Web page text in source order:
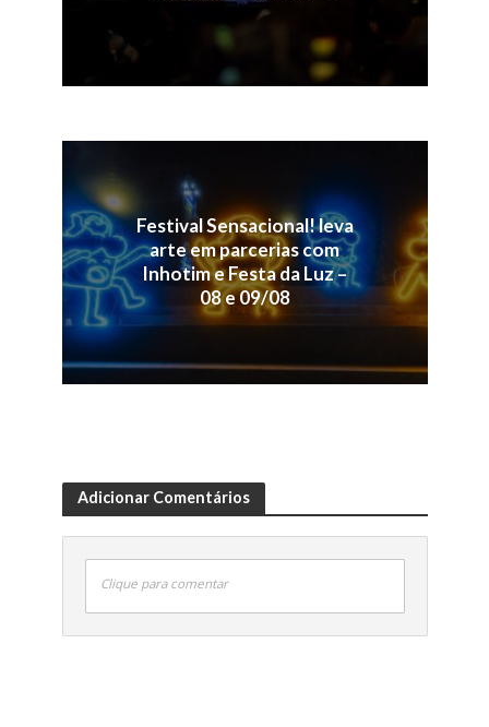
Festival Sensacional! leva
arte em parcerias com
Inhotim e Festa da Luz –
08 e 09/08
Adicionar Comentários
Clique para comentar